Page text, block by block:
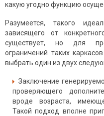
какую угодно функцию
Разумеется, такого
зависящего от
существует, но для
ограничений таких
выбрать один из двух
Заключение
проверяющего
вроде возраста,
Такой подход вполне